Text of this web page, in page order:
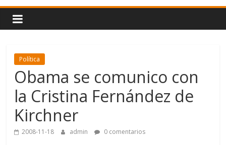
Noticias
Política
Obama se comunico con
la Cristina Fernández de
Kirchner
2008-11-18 admin 0 comentarios